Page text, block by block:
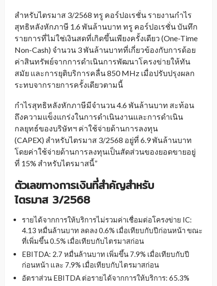
สำหรับไตรมาส 3/2568 ทรู คอร์ปอเรชั่น รายงานกำไร
สุทธิหลังหักภาษี 1.6 พันล้านบาท ทรู คอร์ปอเรชั่น บันทึก
รายการที่ไม่ใช่เงินสดที่เกิดขึ้นเพียงครั้งเดียว (One-Time
Non-Cash) จำนวน 3 พันล้านบาทที่เกี่ยวข้องกับการด้อย
ค่าสินทรัพย์จากการดำเนินการพัฒนาโครงข่ายให้ทัน
สมัย และการยุติบริการคลื่น 850 MHz เมื่อปรับปรุงผลก
ระทบจากรายการครั้งเดียวตามนี้
กำไรสุทธิหลังหักภาษีมีจำนวน 4.6 พันล้านบาท สะท้อน
ถึงความแข็งแกร่งในการดำเนินงานและการดำเนิน
กลยุทธ์ของบริษัทฯ ค่าใช้จ่ายด้านการลงทุน
(CAPEX) สำหรับไตรมาส 3/2568 อยู่ที่ 6.9 พันล้านบาท
โดยค่าใช้จ่ายด้านการลงทุนเป็นสัดส่วนของยอดขายอยู่
ที่ 15% สำหรับไตรมาสนี้”
ตัวเลขทางการเงินที่สำคัญสำหรับ
ไตรมาส 3/2568
รายได้จากการให้บริการไม่รวมค่าเชื่อมต่อโครงข่าย IC:
4.13 หมื่นล้านบาท ลดลง 0.6% เมื่อเทียบกับปีก่อนหน้า ขณะ
ที่เพิ่มขึ้น 0.5% เมื่อเทียบกับไตรมาสก่อน
EBITDA: 2.7 หมื่นล้านบาท เพิ่มขึ้น 7.9% เมื่อเทียบกับปี
ก่อนหน้า และ 7.9% เมื่อเทียบกับไตรมาสก่อน
อัตราส่วน EBITDA ต่อรายได้จากการให้บริการ: 65.3%